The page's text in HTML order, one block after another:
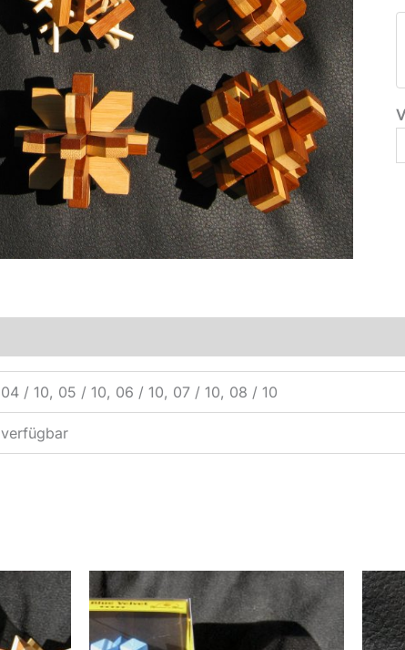
04 / 10, 05 / 10, 06 / 10, 07 / 10, 08 / 10
verfügbar